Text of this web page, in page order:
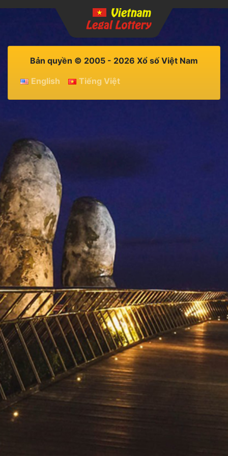
Bản quyền © 2005 - 2026 Xổ số Việt Nam
English
Tiếng Việt